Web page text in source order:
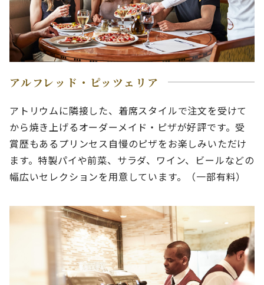
アルフレッド・ピッツェリア
アトリウムに隣接した、着席スタイルで注文を受けて
から焼き上げるオーダーメイド・ピザが好評です。受
賞歴もあるプリンセス自慢のピザをお楽しみいただけ
ます。特製パイや前菜、サラダ、ワイン、ビールなどの
幅広いセレクションを用意しています。（一部有料）